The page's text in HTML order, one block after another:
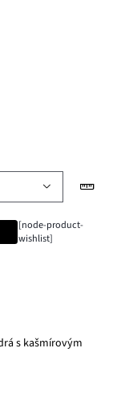
[node-product-
wishlist]
s kašmírovým